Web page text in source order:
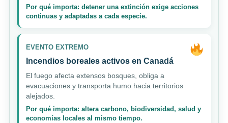
Por qué importa: detener una extinción exige acciones
continuas y adaptadas a cada especie.
EVENTO EXTREMO
Incendios boreales activos en Canadá
El fuego afecta extensos bosques, obliga a
evacuaciones y transporta humo hacia territorios
alejados.
Por qué importa: altera carbono, biodiversidad, salud y
economías locales al mismo tiempo.